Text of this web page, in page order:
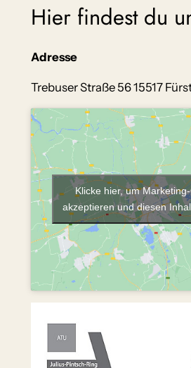
Hier findest du
Adresse
Trebuser Straße 56 15517
Klicke hier, um
akzeptieren und diesen